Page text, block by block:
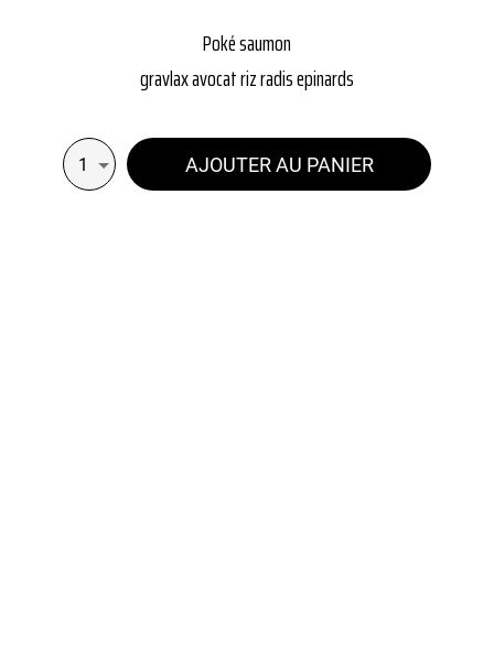
Poké saumon
gravlax avocat riz radis epinards
1 AJOUTER AU PANIER